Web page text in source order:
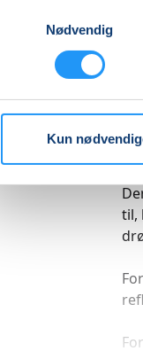
Nødvendig
Kun
til,